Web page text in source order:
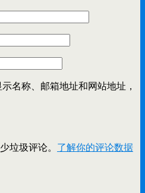
名称、邮箱地址和网站地址，
垃圾评论。 了解你的评论数据